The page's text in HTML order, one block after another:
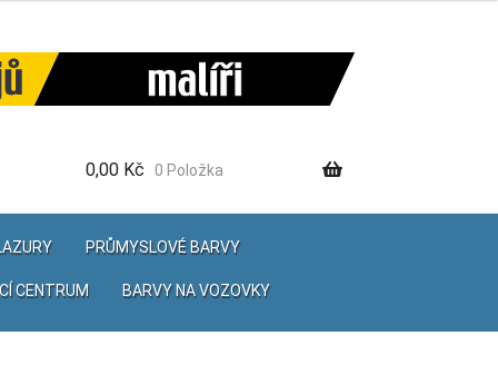
0,00 Kč 0 Položka
PRŮMYSLOVÉ BARVY
CENTRUM BARVY NA VOZOVKY